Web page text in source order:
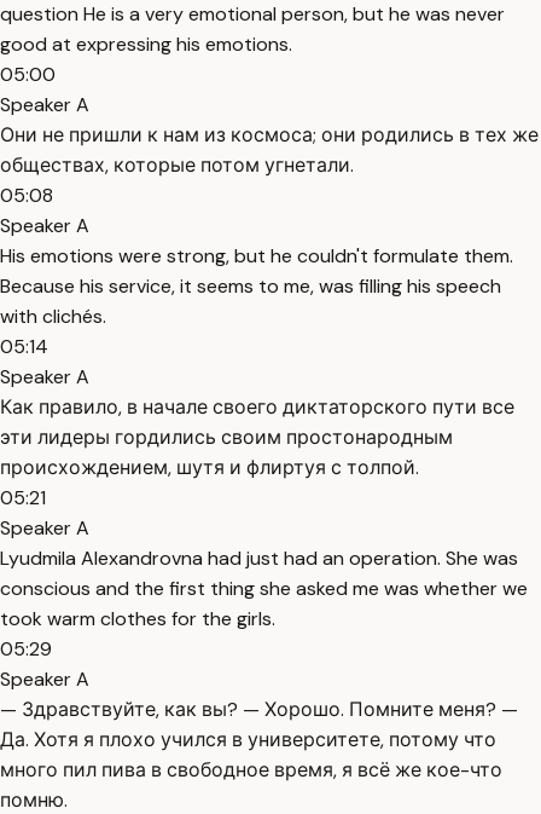
question He is a very emotional person, but he was never
good at expressing his emotions.
05:00
Speaker A
Они не пришли к нам из космоса; они родились в тех же
обществах, которые потом угнетали.
05:08
Speaker A
His emotions were strong, but he couldn't formulate them.
Because his service, it seems to me, was filling his speech
with clichés.
05:14
Speaker A
Как правило, в начале своего диктаторского пути все
эти лидеры гордились своим простонародным
происхождением, шутя и флиртуя с толпой.
05:21
Speaker A
Lyudmila Alexandrovna had just had an operation. She was
conscious and the first thing she asked me was whether we
took warm clothes for the girls.
05:29
Speaker A
— Здравствуйте, как вы? — Хорошо. Помните меня? —
Да. Хотя я плохо учился в университете, потому что
много пил пива в свободное время, я всё же кое-что
помню.